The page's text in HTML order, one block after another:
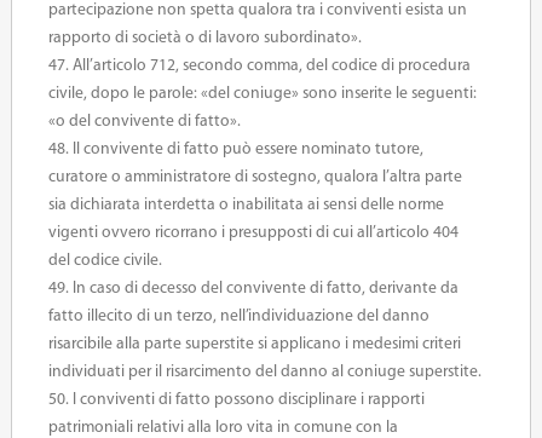
partecipazione non spetta qualora tra i conviventi esista un
rapporto di società o di lavoro subordinato».
47. All’articolo 712, secondo comma, del codice di procedura
civile, dopo le parole: «del coniuge» sono inserite le seguenti:
«o del convivente di fatto».
48. Il convivente di fatto può essere nominato tutore,
curatore o amministratore di sostegno, qualora l’altra parte
sia dichiarata interdetta o inabilitata ai sensi delle norme
vigenti ovvero ricorrano i presupposti di cui all’articolo 404
del codice civile.
49. In caso di decesso del convivente di fatto, derivante da
fatto illecito di un terzo, nell’individuazione del danno
risarcibile alla parte superstite si applicano i medesimi criteri
individuati per il risarcimento del danno al coniuge superstite.
50. I conviventi di fatto possono disciplinare i rapporti
patrimoniali relativi alla loro vita in comune con la